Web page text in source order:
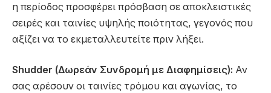
η περίοδος προσφέρει πρόσβαση σε αποκλειστικές
σειρές και ταινίες υψηλής ποιότητας, γεγονός που
αξίζει να το εκμεταλλευτείτε πριν λήξει.
Shudder (Δωρεάν Συνδρομή με Διαφημίσεις): Αν
σας αρέσουν οι ταινίες τρόμου και αγωνίας, το